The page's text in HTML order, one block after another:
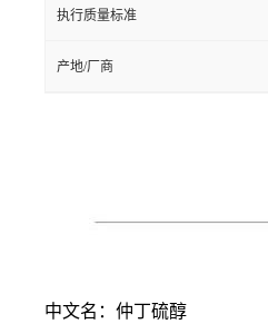
执行质量标准
产地/厂商
中文名：仲丁硫醇